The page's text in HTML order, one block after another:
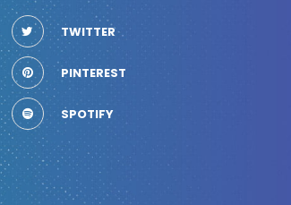
TWITTER
PINTEREST
SPOTIFY